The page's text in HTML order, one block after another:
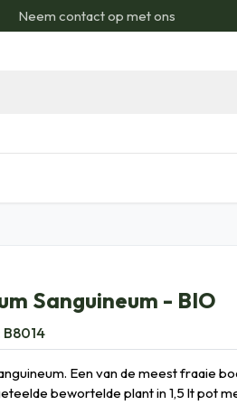
Neem contact op met ons
Sanguineum - BIO
B8014
Een van de meest fraaie
bewortelde plant in 1,5 lt pot